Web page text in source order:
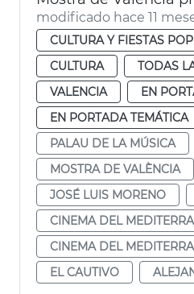
modificado hace 11
CULTURA Y FIESTAS
CULTURA
TODAS
VALENCIA
EN
EN PORTADA TEMÁTICA
PALAU DE LA MÚSICA
MOSTRA DE VALÈNCIA
JOSÉ LUIS MORENO
CINEMA DEL
CINEMA DEL
EL CAUTIVO